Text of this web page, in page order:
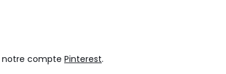
notre compte Pinterest.